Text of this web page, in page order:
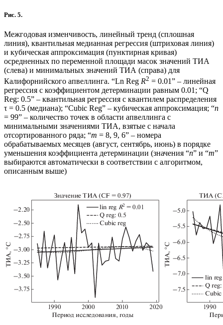
Рис. 5.
Межгодовая изменчивость, линейный тренд (сплошная
линия), квантильная медианная регрессия (штриховая линия)
и кубическая аппроксимация (пунктирная кривая)
осредненных по переменной площади масок значений ТИА
(слева) и минимальных значений ТИА (справа) для
Калифорнийского апвеллинга. “Ln Reg R2 = 0.01” – линейная
регрессия с коэффициентом детерминации равным 0.01; “Q
Reg: 0.5” – квантильная регрессия с квантилем распределения
τ = 0.5 (медиана); “Cubic Reg” – кубическая аппроксимация; “n
= 99” – количество точек в области апвеллинга с
минимальными значениями ТИА, взятые с начала
отсортированного ряда; “m = 8, 9, 6” – номера
обрабатываемых месяцев (август, сентябрь, июнь) в порядке
уменьшения коэффициента детерминации (значения “n” и “m”
выбираются автоматически в соответствии с алгоритмом,
описанным выше)